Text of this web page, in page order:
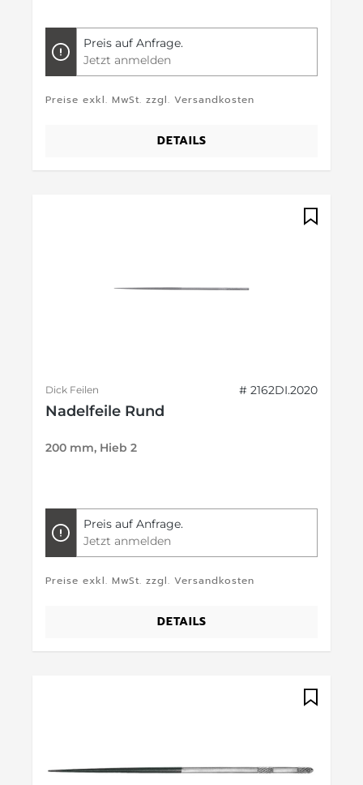
Preis auf Anfrage.
Jetzt anmelden
Preise exkl. MwSt. zzgl. Versandkosten
DETAILS
Dick Feilen # 2162DI.2020
Nadelfeile Rund
200 mm, Hieb 2
Preis auf Anfrage.
Jetzt anmelden
Preise exkl. MwSt. zzgl. Versandkosten
DETAILS